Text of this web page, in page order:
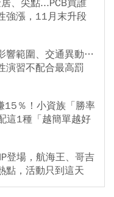
、尖點...PCB買誰
強漲，11月末升段
響範圍、交通異動…
演習不配合最高罰
15％！小資族「勝率
這1種「越簡單越好
登場，航海王、哥吉
點，活動只到這天